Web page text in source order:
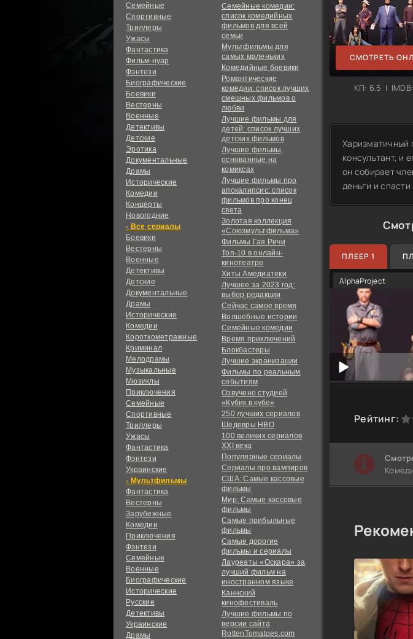
Семейные
Спортивные
Триллеры
Ужасы
Фантастика
Фильм-нуар
Фэнтези
Биографические
Боевики
Вестерны
Военные
Детективы
Детские
Эротика
Документальные
Драмы
Исторические
Комедии
Концерты
Новогодние
сериалы
Боевики
Вестерны
Военные
Детективы
Детские
Документальные
Драмы
Исторические
Комедии
Короткометражные
Криминал
Мелодрамы
Музыкальные
Мюзиклы
Приключения
Семейные
Спортивные
Триллеры
Ужасы
Фантастика
Фэнтези
Украинcкие
Мультфильмы
Фантастика
Вестерны
Зарубежные
Комедии
Приключения
Фэнтези
Семейные
Военные
Биографические
Исторические
Русские
Детективы
Украинские
Драмы
Семейные комедии:
список комедийных
фильмов для всей
семьи
Мультфильмы для
самых маленьких
Комедийные боевики
Романтические
комедии: список лучших
смешных фильмов о
любви
Лучшие фильмы для
детей: список лучших
детских фильмов
Лучшие фильмы,
основанные на
комиксах
Лучшие фильмы про
апокалипсис: список
фильмов про конец
света
Золотая коллекция
«Союзмультфильма»
Фильмы Гая Ричи
Топ-10 в онлайн-
кинотеатре
Хиты Амедиатеки
Лучшее за 2023 год:
выбор редакции
Сейчас самое время
Волшебные истории
Семейные комедии
Время приключений
Блокбастеры
Лучшие экранизации
Фильмы по реальным
событиям
Озвучено студией
«Кубик в кубе»
250 лучших сериалов
Шедевры HBO
100 великих сериалов
XXI века
Популярные сериалы
Сериалы про вампиров
США: Самые кассовые
фильмы
Мир: Самые кассовые
фильмы
Самые прибыльные
фильмы
Самые дорогие
фильмы и сериалы
Лауреаты «Оскара» за
лучший фильм на
иностранном языке
Каннский
кинофестиваль
Лучшие фильмы по
версии сайта
RottenTomatoes.com
СМОТРЕТЬ
КП: 6.5 |
Харизматичный
консультант, и
он собирает
деньги и спасти
ПЛЕЕР 1
AlphaProject
Рейтинг:
0 2 3 4 5